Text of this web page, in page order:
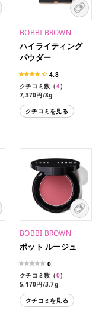
BOBBI BROWN
ハイライティング
パウダー
4.8
クチコミ数（4）
7,370円/8g
7,370円/8g（限定パッケ
ージ）
クチコミを見る
BOBBI BROWN
ポット ルージュ
0
クチコミ数（0）
5,170円/3.7g
クチコミを見る